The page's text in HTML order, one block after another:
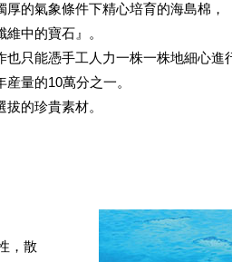
的氣象條件下精心培育的海島棉，
中的寶石』。
只能憑手工人力一株一株地細心進
量的10萬分之一。
的珍貴素材。
，散